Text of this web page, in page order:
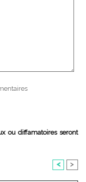
ou diffamatoires seront
< >